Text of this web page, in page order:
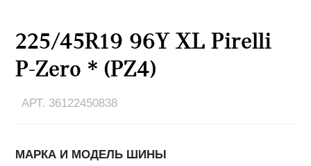
225/45R19 96Y XL Pirelli
P-Zero * (PZ4)
АРТ. 36122450838
МАРКА И МОДЕЛЬ ШИНЫ